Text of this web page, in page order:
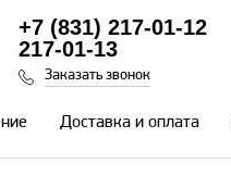
+7 (831) 217-01-12
217-01-13
Заказать звонок
Доставка и оплата